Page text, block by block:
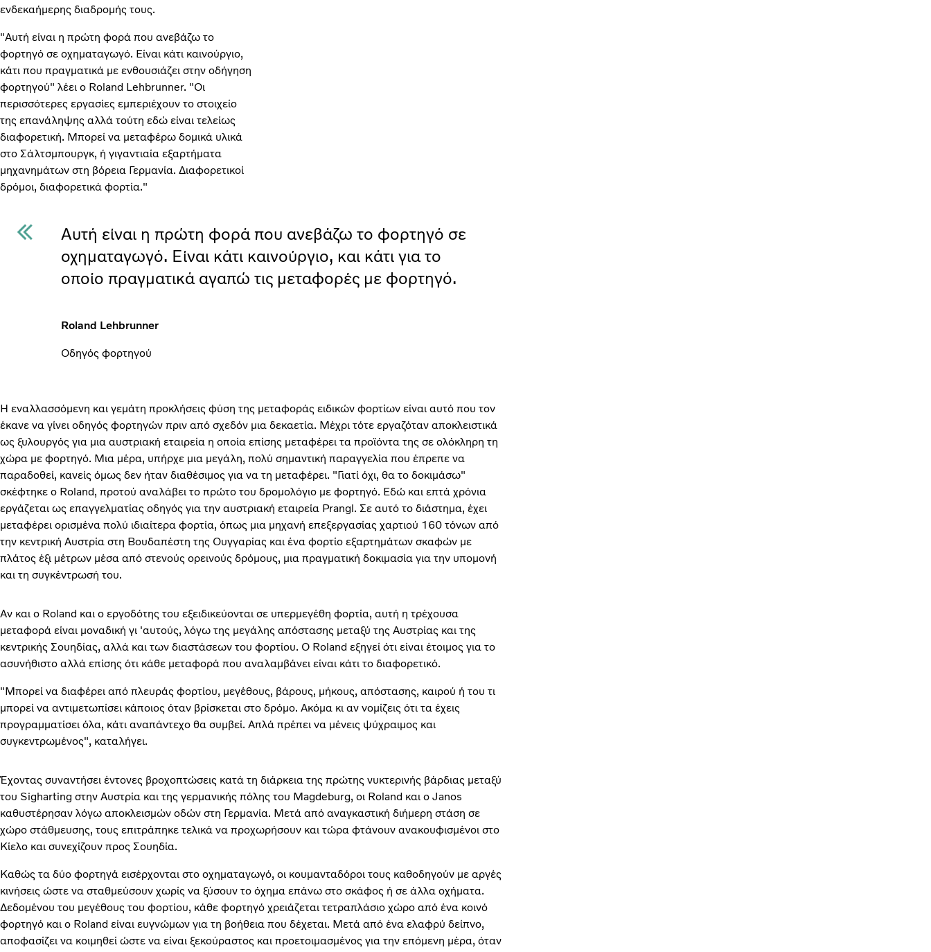
ενδεκαήμερης διαδρομής τους.
"Αυτή είναι η πρώτη φορά που ανεβάζω το
φορτηγό σε οχηματαγωγό. Είναι κάτι καινούργιο,
κάτι που πραγματικά με ενθουσιάζει στην οδήγηση
φορτηγού" λέει ο Roland Lehbrunner. "Οι
περισσότερες εργασίες εμπεριέχουν το στοιχείο
της επανάληψης αλλά τούτη εδώ είναι τελείως
διαφορετική. Μπορεί να μεταφέρω δομικά υλικά
στο Σάλτσμπουργκ, ή γιγαντιαία εξαρτήματα
μηχανημάτων στη βόρεια Γερμανία. Διαφορετικοί
δρόμοι, διαφορετικά φορτία."
Αυτή είναι η πρώτη φορά που ανεβάζω το φορτηγό σε
οχηματαγωγό. Είναι κάτι καινούργιο, και κάτι για το
οποίο πραγματικά αγαπώ τις μεταφορές με φορτηγό.
Roland Lehbrunner
Οδηγός φορτηγού
Η εναλλασσόμενη και γεμάτη προκλήσεις φύση της μεταφοράς ειδικών φορτίων είναι αυτό που τον
έκανε να γίνει οδηγός φορτηγών πριν από σχεδόν μια δεκαετία. Μέχρι τότε εργαζόταν αποκλειστικά
ως ξυλουργός για μια αυστριακή εταιρεία η οποία επίσης μεταφέρει τα προϊόντα της σε ολόκληρη τη
χώρα με φορτηγό. Μια μέρα, υπήρχε μια μεγάλη, πολύ σημαντική παραγγελία που έπρεπε να
παραδοθεί, κανείς όμως δεν ήταν διαθέσιμος για να τη μεταφέρει. "Γιατί όχι, θα το δοκιμάσω"
σκέφτηκε ο Roland, προτού αναλάβει το πρώτο του δρομολόγιο με φορτηγό. Εδώ και επτά χρόνια
εργάζεται ως επαγγελματίας οδηγός για την αυστριακή εταιρεία Prangl. Σε αυτό το διάστημα, έχει
μεταφέρει ορισμένα πολύ ιδιαίτερα φορτία, όπως μια μηχανή επεξεργασίας χαρτιού 160 τόνων από
την κεντρική Αυστρία στη Βουδαπέστη της Ουγγαρίας και ένα φορτίο εξαρτημάτων σκαφών με
πλάτος έξι μέτρων μέσα από στενούς ορεινούς δρόμους, μια πραγματική δοκιμασία για την υπομονή
και τη συγκέντρωσή του.
Αν και ο Roland και ο εργοδότης του εξειδικεύονται σε υπερμεγέθη φορτία, αυτή η τρέχουσα
μεταφορά είναι μοναδική γι 'αυτούς, λόγω της μεγάλης απόστασης μεταξύ της Αυστρίας και της
κεντρικής Σουηδίας, αλλά και των διαστάσεων του φορτίου. Ο Roland εξηγεί ότι είναι έτοιμος για το
ασυνήθιστο αλλά επίσης ότι κάθε μεταφορά που αναλαμβάνει είναι κάτι το διαφορετικό.
"Μπορεί να διαφέρει από πλευράς φορτίου, μεγέθους, βάρους, μήκους, απόστασης, καιρού ή του τι
μπορεί να αντιμετωπίσει κάποιος όταν βρίσκεται στο δρόμο. Ακόμα κι αν νομίζεις ότι τα έχεις
προγραμματίσει όλα, κάτι αναπάντεχο θα συμβεί. Απλά πρέπει να μένεις ψύχραιμος και
συγκεντρωμένος", καταλήγει.
Έχοντας συναντήσει έντονες βροχοπτώσεις κατά τη διάρκεια της πρώτης νυκτερινής βάρδιας μεταξύ
του Sigharting στην Αυστρία και της γερμανικής πόλης του Magdeburg, οι Roland και ο Janos
καθυστέρησαν λόγω αποκλεισμών οδών στη Γερμανία. Μετά από αναγκαστική διήμερη στάση σε
χώρο στάθμευσης, τους επιτράπηκε τελικά να προχωρήσουν και τώρα φτάνουν ανακουφισμένοι στο
Κίελο και συνεχίζουν προς Σουηδία.
Καθώς τα δύο φορτηγά εισέρχονται στο οχηματαγωγό, οι κουμανταδόροι τους καθοδηγούν με αργές
κινήσεις ώστε να σταθμεύσουν χωρίς να ξύσουν το όχημα επάνω στο σκάφος ή σε άλλα οχήματα.
Δεδομένου του μεγέθους του φορτίου, κάθε φορτηγό χρειάζεται τετραπλάσιο χώρο από ένα κοινό
φορτηγό και ο Roland είναι ευγνώμων για τη βοήθεια που δέχεται. Μετά από ένα ελαφρύ δείπνο,
αποφασίζει να κοιμηθεί ώστε να είναι ξεκούραστος και προετοιμασμένος για την επόμενη μέρα, όταν